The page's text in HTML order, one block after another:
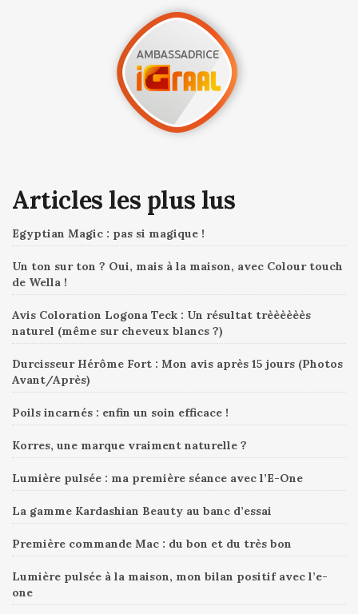
Articles les plus lus
Egyptian Magic : pas si magique !
Un ton sur ton ? Oui, mais à la maison, avec Colour touch
de Wella !
Avis Coloration Logona Teck : Un résultat trèèèèèès
naturel (même sur cheveux blancs ?)
Durcisseur Hérôme Fort : Mon avis après 15 jours (Photos
Avant/Après)
Poils incarnés : enfin un soin efficace !
Korres, une marque vraiment naturelle ?
Lumière pulsée : ma première séance avec l’E-One
La gamme Kardashian Beauty au banc d’essai
Première commande Mac : du bon et du très bon
Lumière pulsée à la maison, mon bilan positif avec l’e-
one